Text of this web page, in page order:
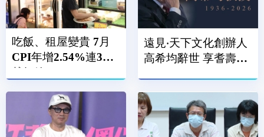
吃飯、租屋變貴 7月
CPI年增2.54%連3月
越紅線
遠見‧天下文化創辦人
高希均辭世 享耆壽90